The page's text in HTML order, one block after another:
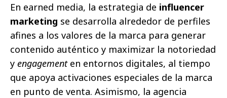
En earned media, la estrategia de influencer
marketing se desarrolla alrededor de perfiles
afines a los valores de la marca para generar
contenido auténtico y maximizar la notoriedad
y engagementen entornos digitales, al tiempo
que apoya activaciones especiales de la marca
en punto de venta. Asimismo, la agencia